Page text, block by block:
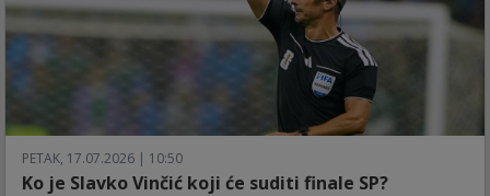
PETAK, 17.07.2026 | 10:50
Ko je Slavko Vinčić koji će suditi finale SP?